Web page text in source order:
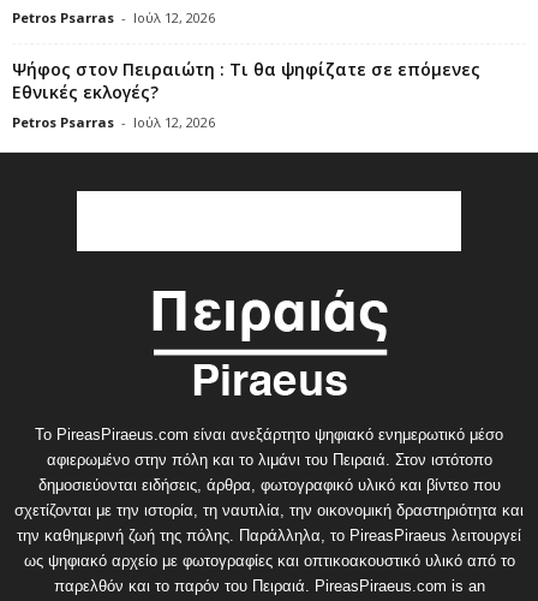
Petros Psarras - Ιούλ 12, 2026
Ψήφος στον Πειραιώτη : Τι θα ψηφίζατε σε επόμενες
Εθνικές εκλογές?
Petros Psarras - Ιούλ 12, 2026
Το PireasPiraeus.com είναι ανεξάρτητο ψηφιακό ενημερωτικό μέσο
αφιερωμένο στην πόλη και το λιμάνι του Πειραιά. Στον ιστότοπο
δημοσιεύονται ειδήσεις, άρθρα, φωτογραφικό υλικό και βίντεο που
σχετίζονται με την ιστορία, τη ναυτιλία, την οικονομική δραστηριότητα και
την καθημερινή ζωή της πόλης. Παράλληλα, το PireasPiraeus λειτουργεί
ως ψηφιακό αρχείο με φωτογραφίες και οπτικοακουστικό υλικό από το
παρελθόν και το παρόν του Πειραιά. PireasPiraeus.com is an